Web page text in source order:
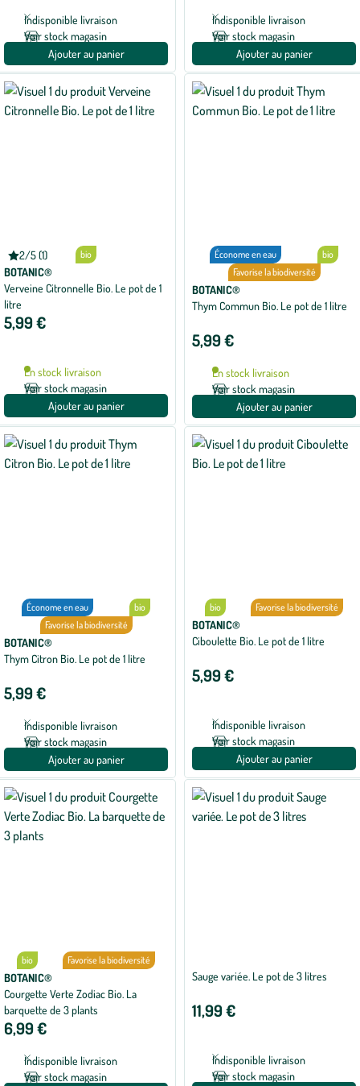
Indisponible livraison
Voir stock magasin
Ajouter au panier
Indisponible livraison
Voir stock magasin
Ajouter au panier
2/5 (1)
Note
moyenne
de
2
sur
5
avec
bio
BOTANIC®
Verveine Citronnelle Bio. Le pot de 1
litre
5,99 €
En stock livraison
Voir stock magasin
Ajouter au panier
Économe en eau
bio
Favorise la biodiversité
BOTANIC®
Thym Commun Bio. Le pot de 1 litre
5,99 €
En stock livraison
Voir stock magasin
Ajouter au panier
Économe en eau
bio
Favorise la biodiversité
BOTANIC®
Thym Citron Bio. Le pot de 1 litre
5,99 €
Indisponible livraison
Voir stock magasin
Ajouter au panier
bio Favorise la biodiversité
BOTANIC®
Ciboulette Bio. Le pot de 1 litre
5,99 €
Indisponible livraison
Voir stock magasin
Ajouter au panier
bio Favorise la biodiversité
BOTANIC®
Courgette Verte Zodiac Bio. La
barquette de 3 plants
6,99 €
Indisponible livraison
Voir stock magasin
Sauge variée. Le pot de 3 litres
11,99 €
Indisponible livraison
Voir stock magasin